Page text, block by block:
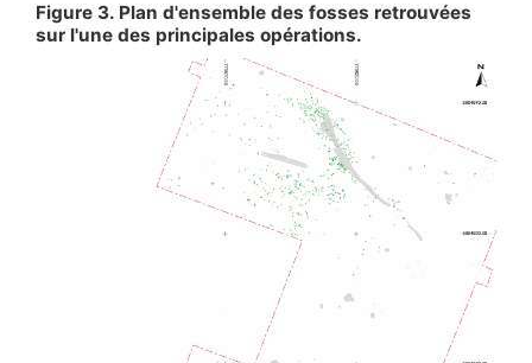
Figure 3. Plan d'ensemble des fosses retrouvées
sur l'une des principales opérations.